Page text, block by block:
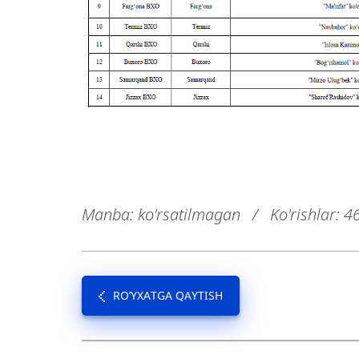
Manba: ko'rsatilmagan / Ko'rishlar:
RO’YXATGA QAYTISH